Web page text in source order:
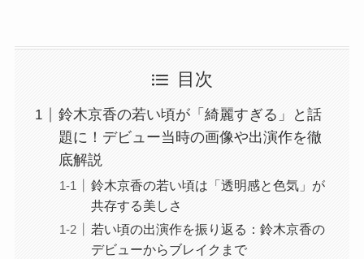
目次
鈴木京香の若い頃が「綺麗すぎる」と話
題に！デビュー当時の画像や出演作を徹
底解説
鈴木京香の若い頃は「透明感と色気」が
共存する美しさ
若い頃の出演作を振り返る：鈴木京香の
デビューからブレイクまで